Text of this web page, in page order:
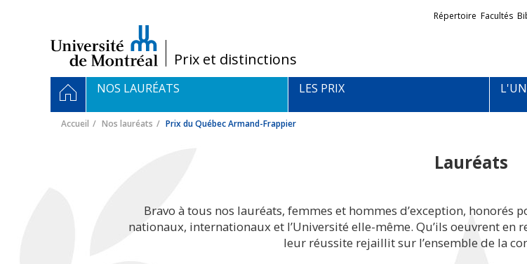
/Prix et distinctions
Liens
externes
Répertoire Facultés
Navigation
principale
ACCUEIL
NOS LAURÉATS LES PRIX
Accueil Nos lauréats Prix du Québec Armand-Frappier
Lauréats
Bravo à tous nos lauréats, femmes et hommes d’exception, honorés
nationaux, internationaux et l’Université elle-même. Qu’ils oeuvrent en
leur réussite rejaillit sur l’ensemble de la